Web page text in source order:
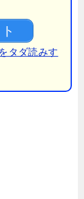
タダ読みす